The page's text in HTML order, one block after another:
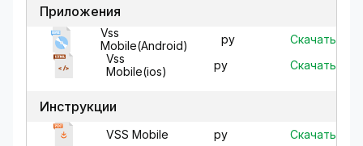
Приложения
Vss
Mobile(Android)
ру
Скачать
Vss
Mobile(ios)
ру Скачать
Инструкции
VSS Mobile ру
Скачать